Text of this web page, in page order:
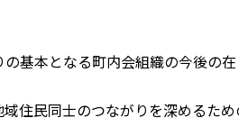
本となる町内会組織の今後の在
住民同士のつながりを深めるため